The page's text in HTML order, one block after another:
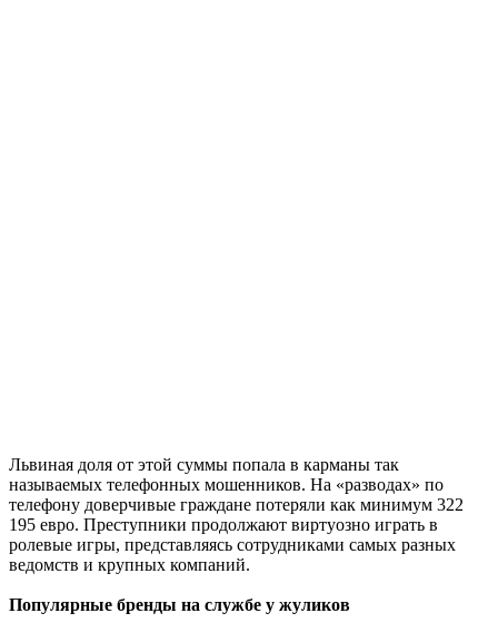
Львиная доля от этой суммы попала в карманы так
называемых телефонных мошенников. На «разводах» по
телефону доверчивые граждане потеряли как минимум 322
195 евро. Преступники продолжают виртуозно играть в
ролевые игры, представляясь сотрудниками самых разных
ведомств и крупных компаний.
Популярные бренды на службе у жуликов